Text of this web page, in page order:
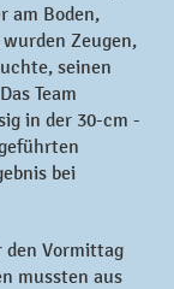
am Boden,
Zeugen,
seinen
Team
in der 30-cm -
bei
den Vormittag
mussten aus